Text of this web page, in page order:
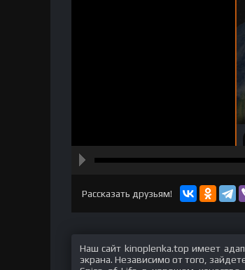
Рассказать друзьям!
Наш сайт kinoplenka.top имеет
экрана. Независимо от того,